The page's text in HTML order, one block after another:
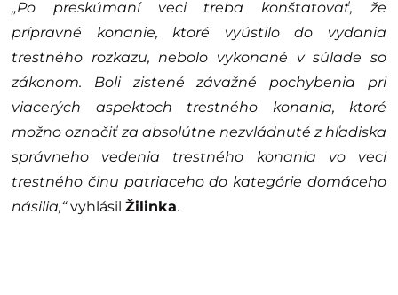
„Po preskúmaní veci treba konštatovať, že
prípravné konanie, ktoré vyústilo do vydania
trestného rozkazu, nebolo vykonané v súlade so
zákonom. Boli zistené závažné pochybenia pri
viacerých aspektoch trestného konania, ktoré
možno označiť za absolútne nezvládnuté z hľadiska
správneho vedenia trestného konania vo veci
trestného činu patriaceho do kategórie domáceho
násilia,“vyhlásil Žilinka.